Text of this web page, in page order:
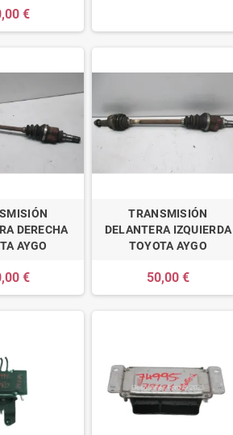
€
DERECHA
AYGO
€
TRANSMISIÓN
DELANTERA IZQUIERDA
TOYOTA AYGO
50,00 €